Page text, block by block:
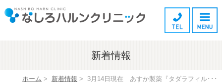
新着情報
ホーム > 新着情報 > 3月14日現在 あすか製薬『タダラフィル･･･